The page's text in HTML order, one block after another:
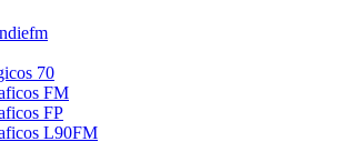
70
FM
FP
L90FM